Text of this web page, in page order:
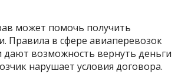
может помочь получить
Правила в сфере авиаперевозок
возможность вернуть деньги
нарушает условия договора.